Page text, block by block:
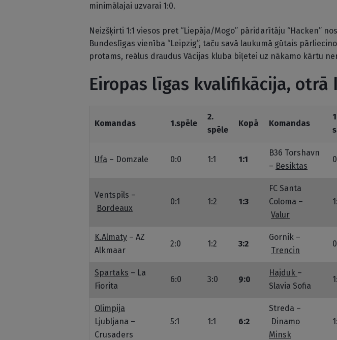
minimālajai uzvarai 1:0.
Neizšķirti 1:1 viesos pret “Liepāja/Mogo” pāridarītāju “Hacken”
Bundeslīgas vienība “Leipzig”, taču savā laukumā gūtais
protams, reālus draudus Vācijas kluba biļetei uz nākamo kārtu
Eiropas līgas kvalifikācija, otrā
Komandas 1.spēle
2.
spēle
Kopā Komandas
Ufa – Domzale 0:0 1:1 1:1
B36 Torshavn
– Besiktas
Ventspils –
Bordeaux
0:1 1:2 1:3
FC Santa
Coloma –
Valur
K.Almaty – AZ
Alkmaar
2:0 1:2 3:2
Gornik –
Trencin
Spartaks – La
Fiorita
6:0 3:0 9:0
Hajduk –
Slavia Sofia
Olimpija
Ljubljana –
Crusaders
5:1 1:1 6:2
Streda –
Dinamo
Minsk